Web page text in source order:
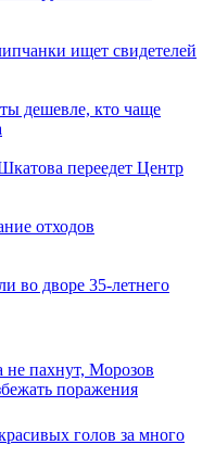
ищет свидетелей
дешевле, кто чаще
переедет Центр
отходов
во дворе 35-летнего
пахнут, Морозов
поражения
голов за много